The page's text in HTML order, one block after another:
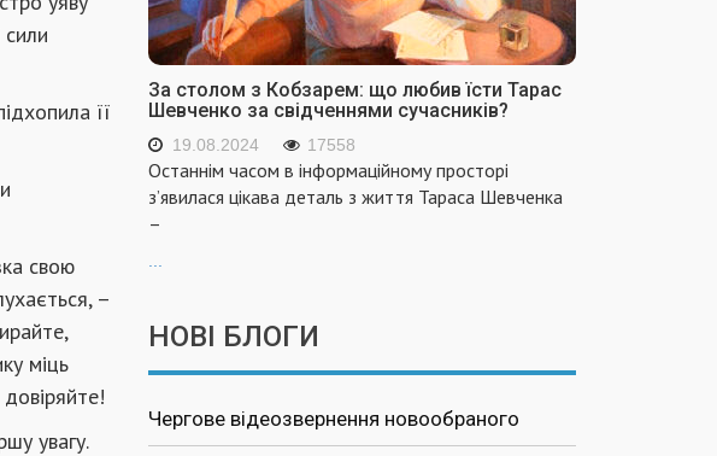
її
свою
–
міць
увагу.
За столом з Кобзарем: що любив їсти Тарас
Шевченко за свідченнями сучасників?
19.08.2024 17558
Останнім часом в інформаційному просторі
з’явилася цікава деталь з життя Тараса Шевченка
–
...
НОВІ БЛОГИ
Чергове відеозвернення новообраного